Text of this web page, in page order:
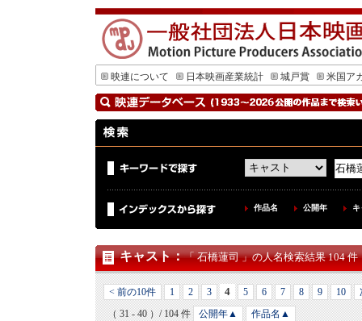
映連について 日本映画産業統計 城戸賞 米国ア
作品名 公開年
キャスト：「 石橋蓮司 」の人名検索結果 104 件
< 前の10件 1 2 3 4 5 6 7 8 9 10
（ 31 - 40 ）/ 104 件
公開年▲ 作品名▲